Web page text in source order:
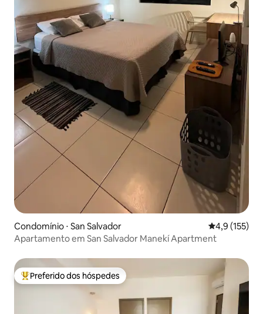
Condomínio ⋅ San Salvador 4,9 de uma
4,9 (155)
Apartamento em San Salvador Manekí Apartment
Entre os melhores preferidos dos hóspedes
Preferido dos hóspedes